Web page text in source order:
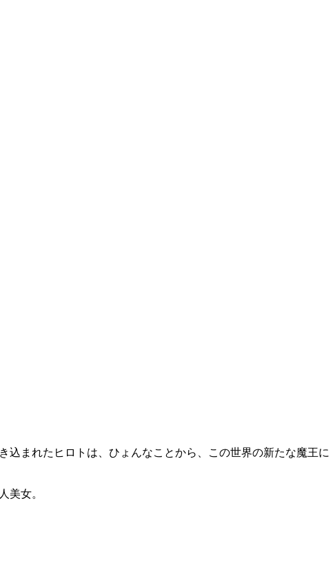
まれたヒロトは、ひょんなことから、この世界の新たな魔王に
美女。